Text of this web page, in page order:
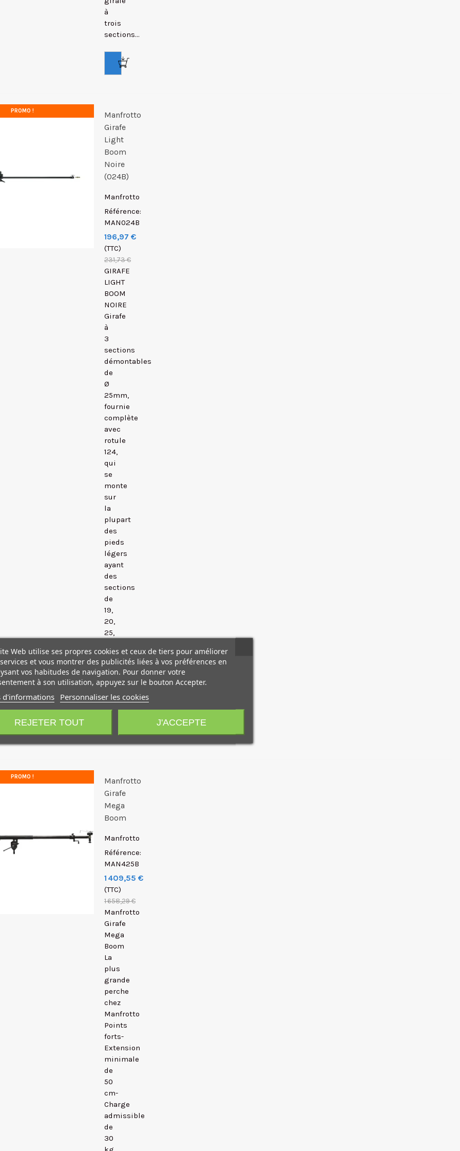
à
trois
sections...
PROMO !
Manfrotto
Girafe
Light
Boom
Noire
(024B)
Manfrotto
Référence:
MAN024B
196,97 €
(TTC)
231,73 €
GIRAFE
LIGHT
BOOM
NOIRE
Girafe
à
3
sections
démontables
de
Ø
25mm,
fournie
complète
avec
rotule
124,
qui
se
monte
sur
la
plupart
des
pieds
légers
ayant
des
sections
de
19,
20,
25,
avec
un
contrepoids
023,
fixe...
PROMO !
Manfrotto
Girafe
Mega
Boom
Manfrotto
Référence:
MAN425B
1 409,55 €
(TTC)
1 658,29 €
Manfrotto
Girafe
Mega
Boom
La
plus
grande
perche
chez
Manfrotto
Points
forts-
Extension
minimale
de
50
cm-
Charge
admissible
de
30
Web utilise ses propres cookies et ceux de tiers pour améliorer
et vous montrer des publicités liées à vos préférences en
vos habitudes de navigation. Pour donner votre
à son utilisation, appuyez sur le bouton Accepter.
d'informations Personnaliser les cookies
REJETER TOUT J'ACCEPTE